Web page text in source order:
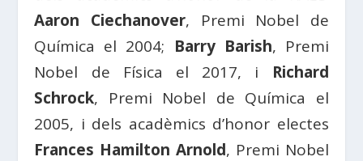
Aaron Ciechanover, Premi Nobel de
Química el 2004; Barry Barish, Premi
Nobel de Física el 2017, i Richard
Schrock, Premi Nobel de Química el
2005, i dels acadèmics d’honor electes
Frances Hamilton Arnold, Premi Nobel